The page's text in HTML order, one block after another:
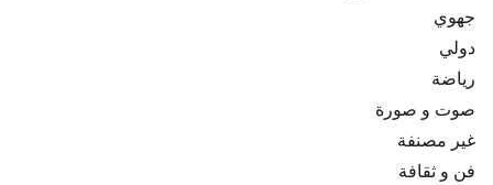
جهوي
دولي
رياضة
صوت و صورة
غير مصنفة
فن و ثقافة